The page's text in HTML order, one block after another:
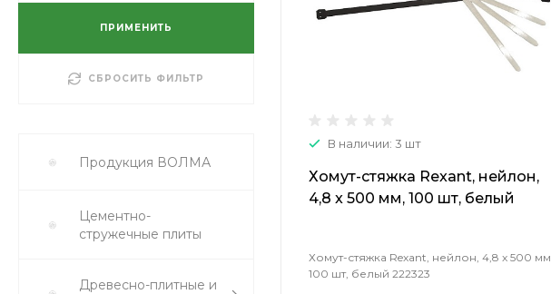
ПРИМЕНИТЬ
СБРОСИТЬ ФИЛЬТР
Продукция ВОЛМА
Цементно-
стружечные плиты
Древесно-плитные и
В наличии: 3 шт
Хомут-стяжка Rexant, нейлон,
4,8 x 500 мм, 100 шт, белый
Хомут-стяжка Rexant, нейлон, 4,8 x 500 мм,
100 шт, белый 222323